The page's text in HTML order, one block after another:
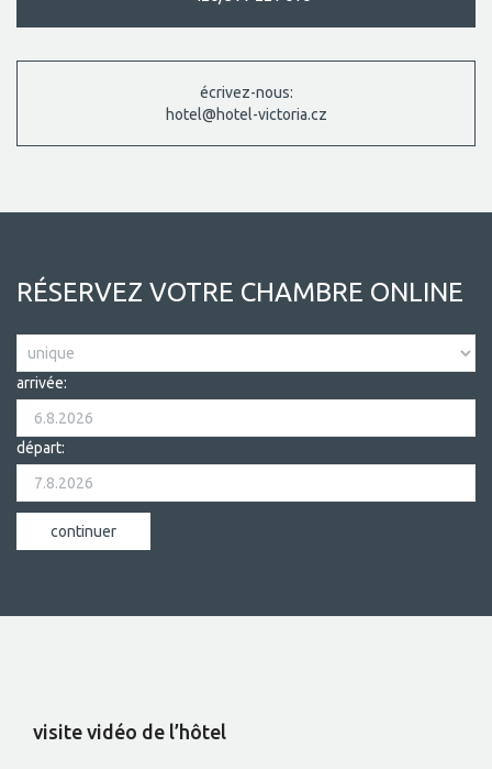
écrivez-nous:
hotel@hotel-victoria.cz
RÉSERVEZ VOTRE CHAMBRE ONLINE
arrivée:
départ:
visite vidéo de l’hôtel